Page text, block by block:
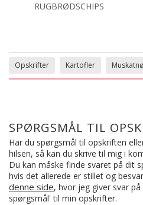
RUGBRØDSCHIPS
Opskrifter Kartofler
SPØRGSMÅL TIL
Har du spørgsmål til opskriften
hilsen, så kan du skrive til mig i
Du kan måske finde svaret på dit
hvis det allerede er stillet og
denne side, hvor jeg giver svar
spørgsmål' til min opskrifter.